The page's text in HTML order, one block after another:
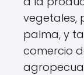
vegetales,
palma, y
comercio